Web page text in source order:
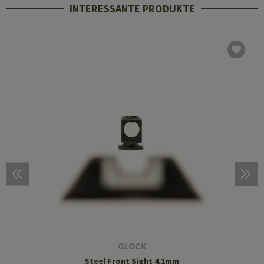
INTERESSANTE PRODUKTE
GLOCK
Steel Front Sight 4.1mm